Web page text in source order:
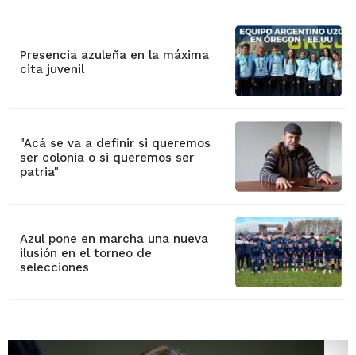
Presencia azuleña en la máxima
cita juvenil
"Acá se va a definir si queremos
ser colonia o si queremos ser
patria"
Azul pone en marcha una nueva
ilusión en el torneo de
selecciones